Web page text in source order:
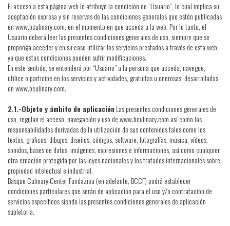
El acceso a esta página web le atribuye la condición de “Usuario”, lo cual implica su
aceptación expresa y sin reservas de las condiciones generales que estén publicadas
en www.bculinary.com, en el momento en que acceda a la web. Por lo tanto, el
Usuario deberá leer las presentes condiciones generales de uso, siempre que se
proponga acceder y en su caso utilizar los servicios prestados a través de esta web,
ya que estas condiciones pueden sufrir modificaciones.
En este sentido, se entenderá por “Usuario” a la persona que acceda, navegue,
utilice o participe en los servicios y actividades, gratuitas u onerosas, desarrolladas
en www.bculinary.com.
2.1.-Objeto y ámbito de aplicación Las presentes condiciones generales de
uso, regulan el acceso, navegación y uso de www.bculinary.com así como las
responsabilidades derivadas de la utilización de sus contenidos tales como los
textos, gráficos, dibujos, diseños, códigos, software, fotografías, música, vídeos,
sonidos, bases de datos, imágenes, expresiones e informaciones, así como cualquier
otra creación protegida por las leyes nacionales y los tratados internacionales sobre
propiedad intelectual e industrial.
Basque Culinary Center Fundazioa (en adelante, BCCF) podrá establecer
condiciones particulares que serán de aplicación para el uso y/o contratación de
servicios específicos siendo las presentes condiciones generales de aplicación
supletoria.